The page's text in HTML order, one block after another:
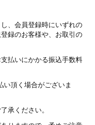
、会員登録時にいずれの
録のお客様や、お取引の
払いにかかる振込手数料
頂く場合がございま
承ください。